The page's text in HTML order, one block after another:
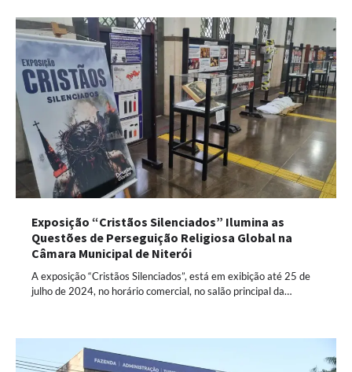
Exposição “Cristãos Silenciados” Ilumina as
Questões de Perseguição Religiosa Global na
Câmara Municipal de Niterói
A exposição “Cristãos Silenciados”, está em exibição até 25 de
julho de 2024, no horário comercial, no salão principal da…